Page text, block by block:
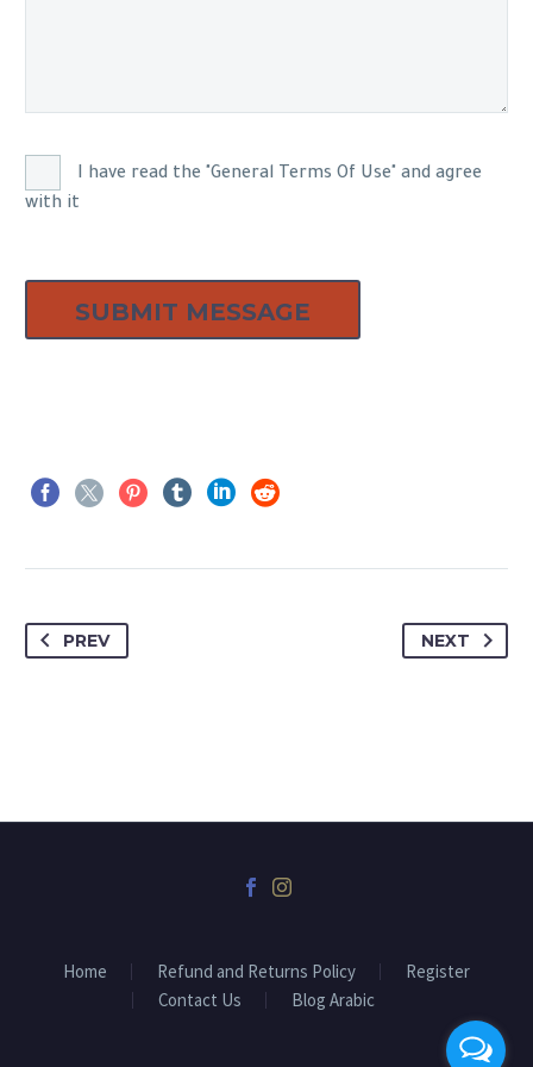
I have read the "General Terms Of Use" and agree
with it
PREV NEXT
Home Refund and Returns Policy
Register
Contact Us
Blog Arabic